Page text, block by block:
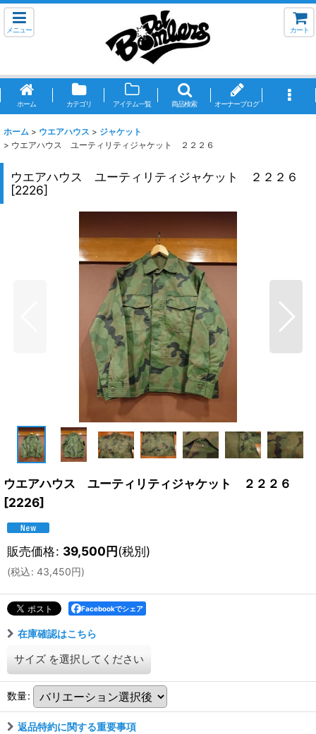
メニュー カート
ホーム カテゴリ アイテム一覧 商品検索 オーナーブログ
ホーム > ウエアハウス > ジャケット
> ウエアハウス ユーティリティジャケット ２２２６
ウエアハウス ユーティリティジャケット ２２２６
[2226]
ウエアハウス ユーティリティジャケット ２２２６
[2226]
販売価格: 39,500円(税別)
(税込: 43,450円)
Facebookでシェア
在庫確認はこちら
サイズ を選択してください
数量:
返品特約に関する重要事項